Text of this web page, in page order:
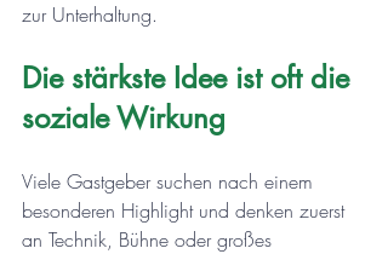
zur Unterhaltung.
Die stärkste Idee ist oft die
soziale Wirkung
Viele Gastgeber suchen nach einem
besonderen Highlight und denken zuerst
an Technik, Bühne oder großes